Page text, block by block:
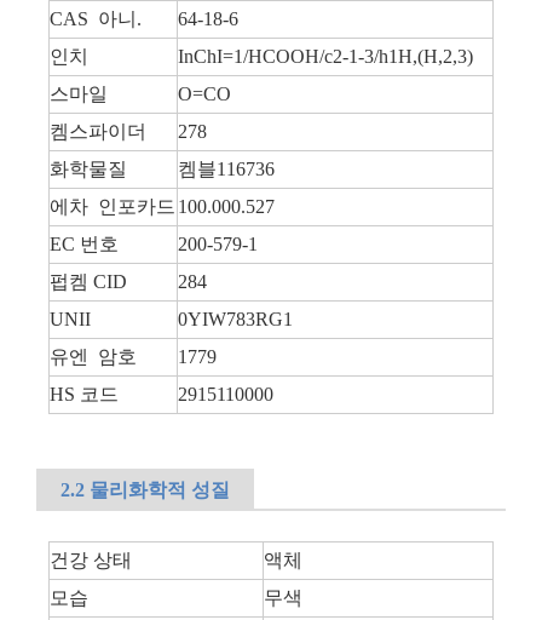
CAS 아니.
64-18-6
인치
InChI=1/HCOOH/c2-1-3/h1H,(H,2,3)
스마일
O=CO
켐스파이더
278
화학물질
켐블116736
에차 인포카드 100.000.527
EC 번호
200-579-1
펍켐 CID
284
UNII
0YIW783RG1
유엔 암호
1779
HS 코드
2915110000
2.2 물리화학적 성질
건강 상태
액체
모습
무색